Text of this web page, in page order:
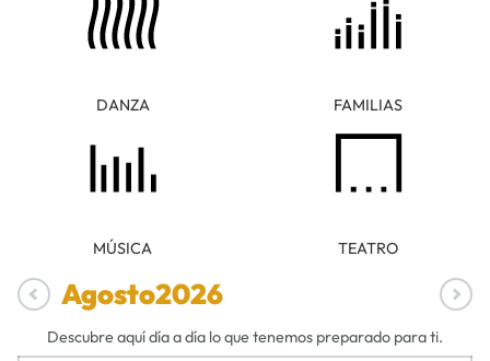
DANZA FAMILIAS
MÚSICA TEATRO
Agosto2026
Descubre aquí día a día lo que tenemos preparado para ti.